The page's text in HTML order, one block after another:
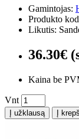
Gamintojas:
Produkto
Likutis:
36.30€
Kaina be
Vnt
Į užklausą Į